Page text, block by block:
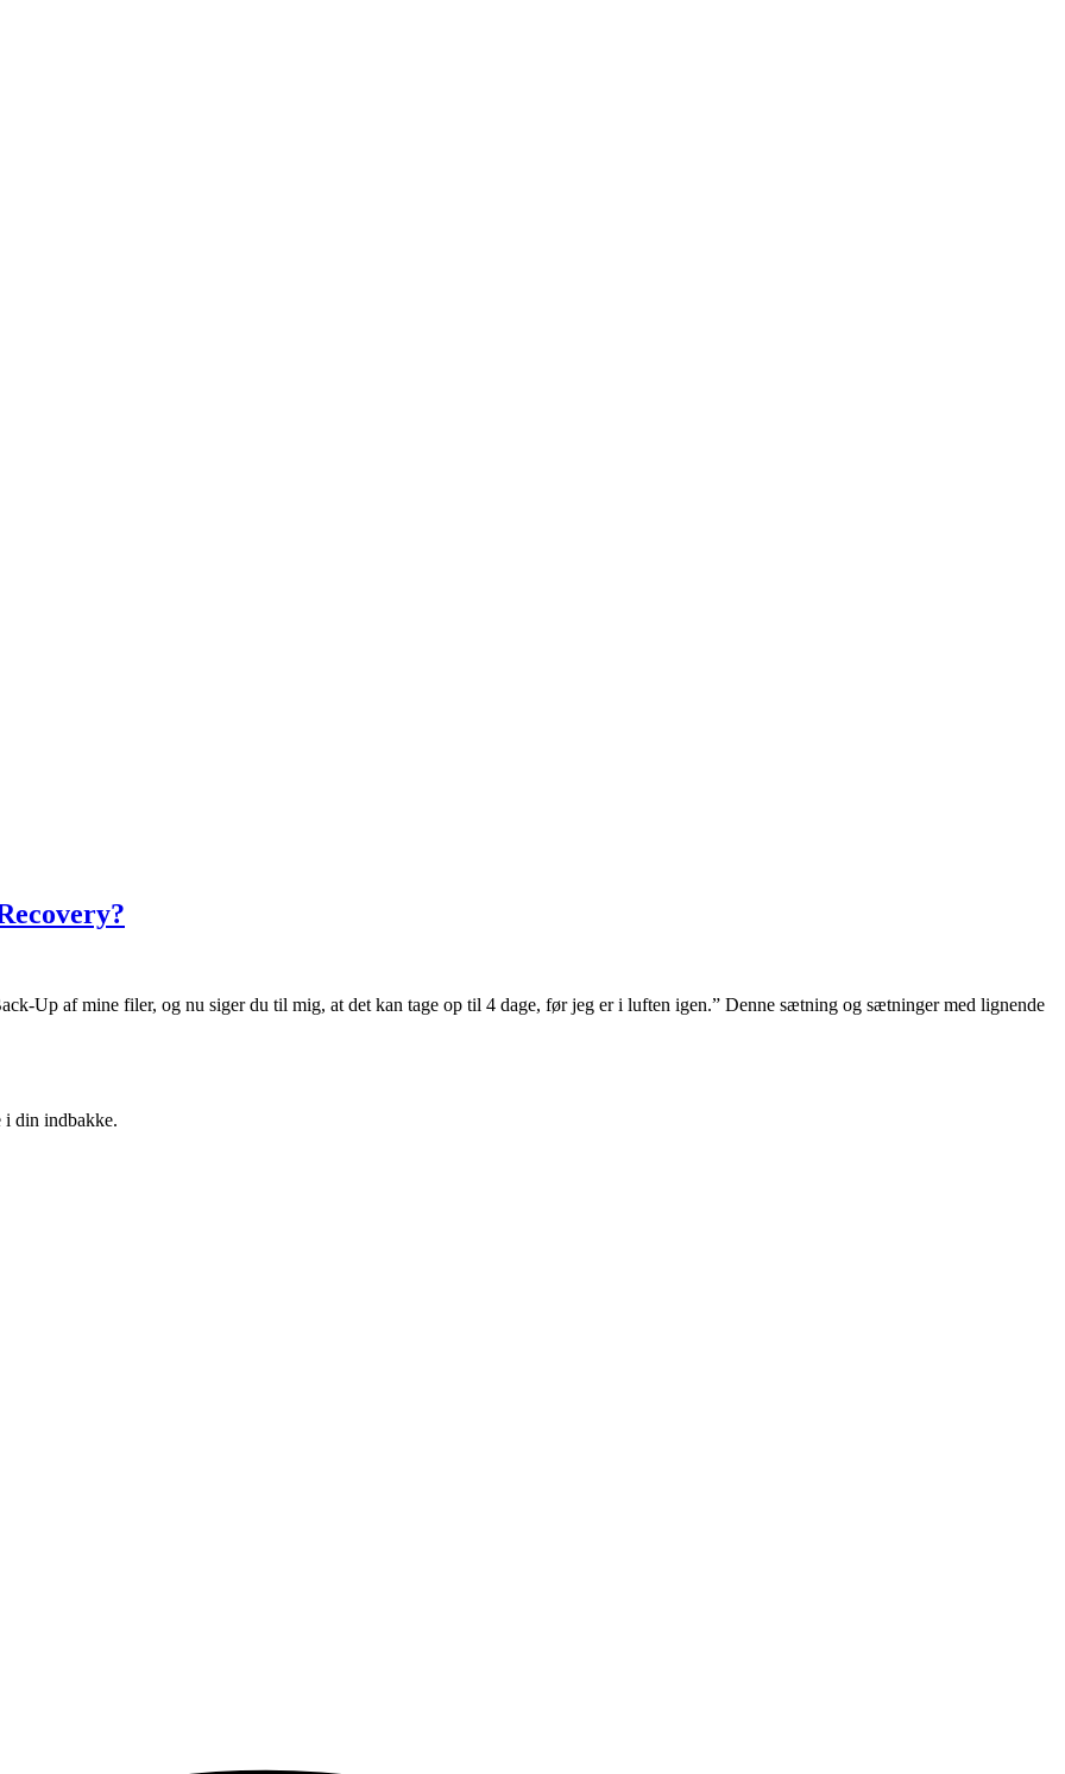
Up af mine filer, og nu siger du til mig, at det kan tage op til 4 dage, før jeg er i luften igen.” Denne sætning og sætninger med lignende
i din indbakke.